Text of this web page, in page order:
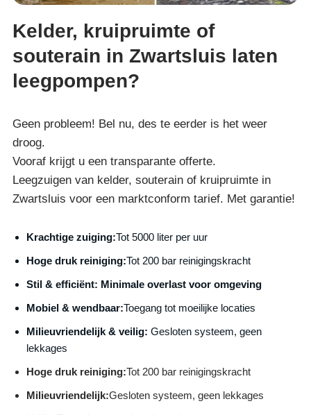
Kelder, kruipruimte of
souterain in Zwartsluis laten
leegpompen?
Geen probleem! Bel nu, des te eerder is het weer
droog.
Vooraf krijgt u een transparante offerte.
Leegzuigen van kelder, souterain of kruipruimte in
Zwartsluis voor een marktconform tarief. Met garantie!
Krachtige zuiging:Tot 5000 liter per uur
Hoge druk reiniging:Tot 200 bar reinigingskracht
Stil & efficiënt: Minimale overlast voor omgeving
Mobiel & wendbaar:Toegang tot moeilijke locaties
Milieuvriendelijk & veilig: Gesloten systeem, geen
lekkages
Hoge druk reiniging:Tot 200 bar reinigingskracht
Milieuvriendelijk:Gesloten systeem, geen lekkages